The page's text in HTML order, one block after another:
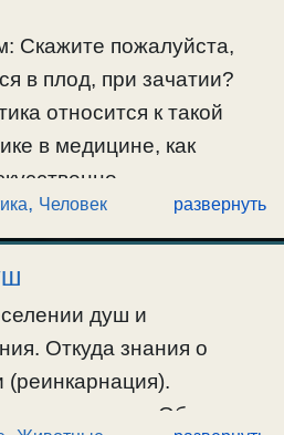
смертоубийства.
плода образовавшагося,
у нас нет. Ибо
не …
Скажите пожалуйста,
в плод, при зачатии?
относится к такой
в медицине, как
Допустим
а подсадили в
5 эмбрионов
уже есть душа?
нет души. Так как
, Человек развернуть
душ и
Откуда знания о
(реинкарнация).
Об